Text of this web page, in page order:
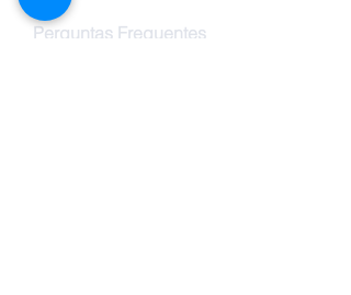
Perguntas Frequentes